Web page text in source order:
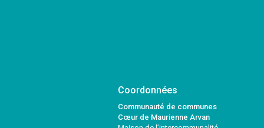
Coordonnées
Communauté de communes
Cœur de Maurienne Arvan